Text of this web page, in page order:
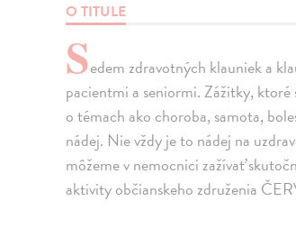
O TITULE
Sedem zdravotných klauniek a
pacientmi a seniormi. Zážitky,
o témach ako choroba, samota,
nádej. Nie vždy je to nádej na
môžeme v nemocnici zažívať
aktivity občianskeho združenia